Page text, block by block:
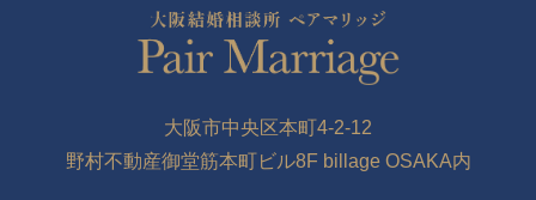
大阪市中央区本町4-2-12
野村不動産御堂筋本町ビル8F billage OSAKA内